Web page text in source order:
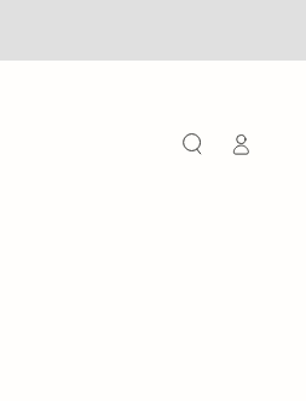
Einloggen